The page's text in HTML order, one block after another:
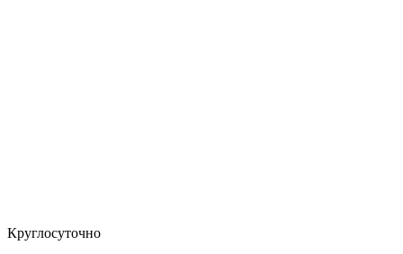
Круглосуточно